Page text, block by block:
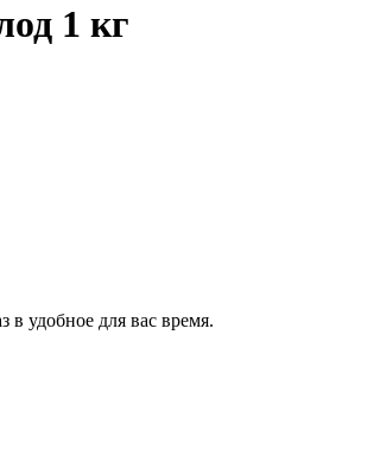
1 кг
удобное для вас время.